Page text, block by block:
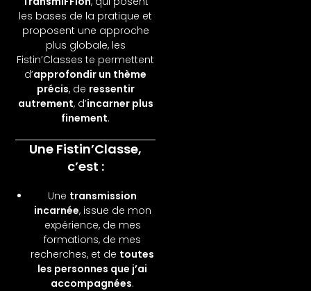
les bases de la pratique et
proposent une approche
plus globale, les
Fistin’Classes te permettent
d’approfondir un thème
précis, de ressentir
autrement, d’incarner plus
finement.
Une Fistin’Classe,
c’est :
Une transmission
incarnée, issue de mon
expérience, de mes
formations, de mes
recherches, et de toutes
les personnes que j’ai
accompagnées.